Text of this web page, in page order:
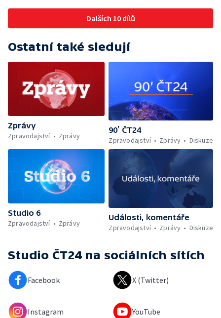
Dalších 10 dílů
Ostatní také sledují
Zprávy
Zpravodajství
Zprávy
90’ ČT24
Zpravodajství
Zprávy Diskuze
Studio 6
Zpravodajství
Zprávy
Události, komentáře
Zpravodajství
Zprávy Diskuze
Studio ČT24 na sociálních sítích
Facebook X (Twitter)
Instagram YouTube